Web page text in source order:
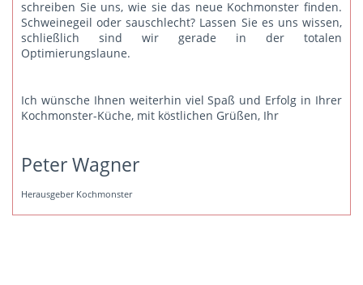
schreiben Sie uns, wie sie das neue Kochmonster finden.
Schweinegeil oder sauschlecht? Lassen Sie es uns wissen,
schließlich sind wir gerade in der totalen
Optimierungslaune.
Ich wünsche Ihnen weiterhin viel Spaß und Erfolg in Ihrer
Kochmonster-Küche, mit köstlichen Grüßen, Ihr
Peter Wagner
Herausgeber Kochmonster